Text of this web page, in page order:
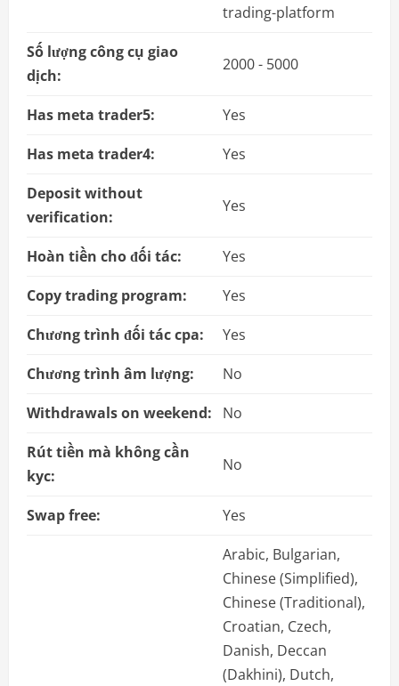
trading-platform
Số lượng công cụ giao
dịch:
2000 - 5000
Has meta trader5:
Yes
Has meta trader4:
Yes
Deposit without
verification:
Yes
Hoàn tiền cho đối tác:
Yes
Copy trading program:
Yes
Chương trình đối tác cpa:
Yes
Chương trình âm lượng:
No
Withdrawals on weekend:
No
Rút tiền mà không cần
kyc:
No
Swap free: Yes
Arabic, Bulgarian,
Chinese (Simplified),
Chinese (Traditional),
Croatian, Czech,
Danish, Deccan
(Dakhini), Dutch,